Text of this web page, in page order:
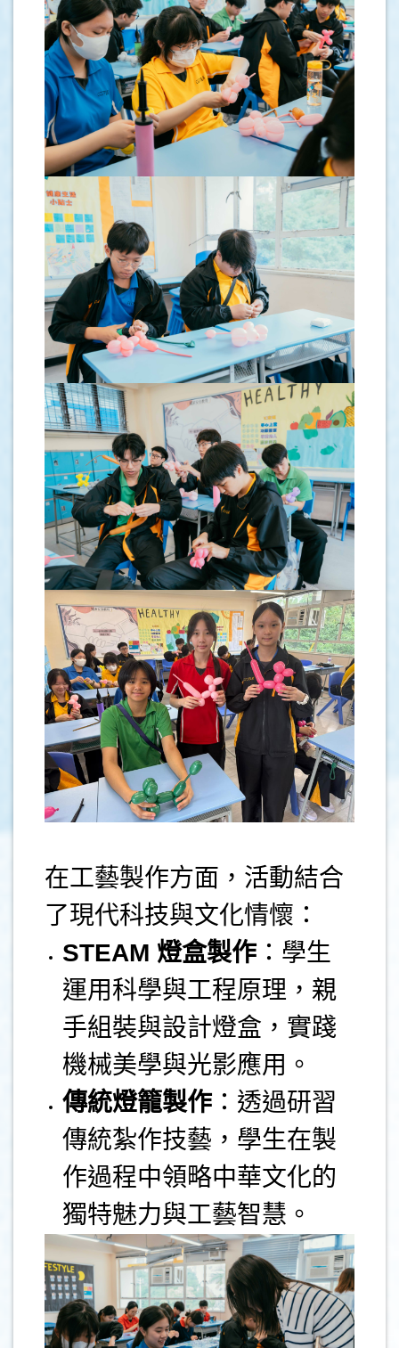
在工藝製作方面，活動結合
了現代科技與文化情懷：
STEAM 燈盒製作 ：學生
運用科學與工程原理，親
手組裝與設計燈盒，實踐
機械美學與光影應用。
傳統燈籠製作 ：透過研習
傳統紮作技藝，學生在製
作過程中領略中華文化的
獨特魅力與工藝智慧。